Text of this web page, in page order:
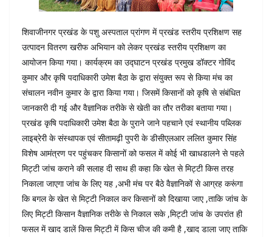
शिवाजीनगर प्रखंड के पशु अस्पताल प्रांगण में प्रखंड स्तरीय प्रशिक्षण सह
उत्पादन वितरण खरीफ अभियान को लेकर प्रखंड स्तरीय प्रशिक्षण का
आयोजन किया गया। कार्यक्रम का उद्घाटन प्रखंड प्रमुख डॉक्टर गोविंद
कुमार और कृषि पदाधिकारी उमेश बैठा के द्वारा संयुक्त रूप से किया मंच का
संचालन नवीन कुमार के द्वारा किया गया। जिसमें किसानों को कृषि से संबंधित
जानकारी दी गई और वैज्ञानिक तरीके से खेती का तौर तरीका बताया गया।
प्रखंड कृषि पदाधिकारी उमेश बैठा के पुराने जाने पहचाने एवं स्थानीय पब्लिक
लाइब्रेरी के संस्थापक एवं सीतामढ़ी पुपरी के डीसीएलआर ललित कुमार सिंह
विशेष आमंत्रण पर पहुंचकर किसानों को फसल में कोई भी खाध‌डालने से पहले
मिट्टी जांच कराने की सलाह दी साथ ही कहा कि खेत से मिट्टी किस तरह
निकाला जाएगा जांच के लिए यह ,अभी मंच पर बैठे वैज्ञानिकों से आग्रह करूंगा
कि बगल के खेत से मिट्टी निकाल कर किसानों को दिखाया जाए ,ताकि जांच के
लिए मिट्टी किसान वैज्ञानिक तरीके से निकाल सके ,मिट्टी जांच के उपरांत ही
फसल में खाद डालें किस मिट्टी में किस चीज की कमी है ,खाद डाला जाए ताकि